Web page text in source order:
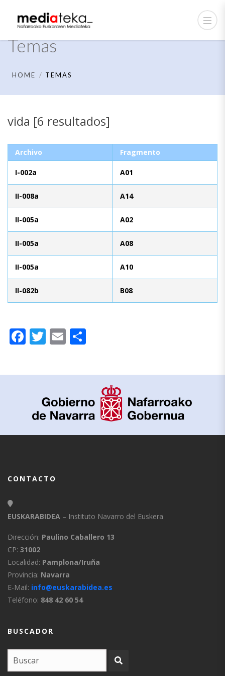
Temas
HOME TEMAS
vida [6 resultados]
Archivo Fragmento
I-002a A01
II-008a A14
II-005a A02
II-005a A08
II-005a A10
II-082b B08
Facebook
Twitter
Email
CONTACTO
EUSKARABIDEA – Instituto Navarro del Euskera
Dirección: Paulino Caballero 13
CP: 31002
Localidad: Pamplona/Iruña
Provincia: Navarra
E-Mail: info@euskarabidea.es
Teléfono: 848 42 60 54
BUSCADOR